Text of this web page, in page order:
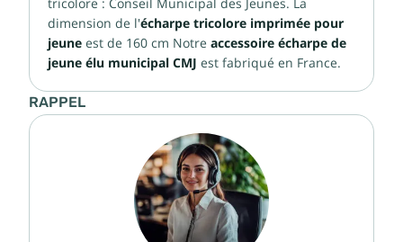
tricolore : Conseil Municipal des Jeunes. La
dimension de l'écharpe tricolore imprimée pour
jeune est de 160 cm Notre accessoire écharpe de
jeune élu municipal CMJ est fabriqué en France.
RAPPEL